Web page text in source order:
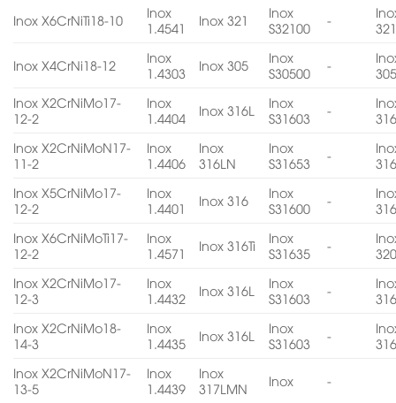
Inox X6CrNiTi18-10
Inox
1.4541
Inox 321
Inox
S32100
-
Inox X4CrNi18-12
Inox
1.4303
Inox 305
Inox
S30500
-
Inox X2CrNiMo17-
12-2
Inox
1.4404
Inox 316L
Inox
S31603
-
Inox X2CrNiMoN17-
11-2
Inox
1.4406
Inox
316LN
Inox
S31653
-
Inox X5CrNiMo17-
12-2
Inox
1.4401
Inox 316
Inox
S31600
-
Inox X6CrNiMoTi17-
12-2
Inox
1.4571
Inox 316Ti
Inox
S31635
-
Inox X2CrNiMo17-
12-3
Inox
1.4432
Inox 316L
Inox
S31603
-
Inox X2CrNiMo18-
14-3
Inox
1.4435
Inox 316L
Inox
S31603
-
Inox X2CrNiMoN17-
13-5
Inox
1.4439
Inox
317LMN
Inox -